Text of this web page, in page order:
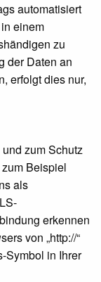
automatisiert
einem
zu
der Daten an
erfolgt dies nur,
zum Schutz
Beispiel
als
erkennen
von „http://“
Symbol in Ihrer